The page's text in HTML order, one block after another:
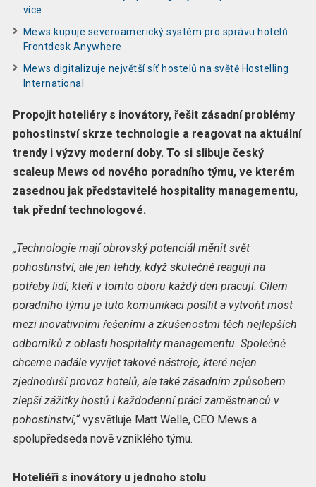
více
Mews kupuje severoamerický systém pro správu hotelů
Frontdesk Anywhere
Mews digitalizuje největší síť hostelů na světě Hostelling
International
Propojit hoteliéry s inovátory, řešit zásadní problémy
pohostinství skrze technologie a reagovat na aktuální
trendy i výzvy moderní doby. To si slibuje český
scaleup Mews od nového poradního týmu, ve kterém
zasednou jak představitelé hospitality managementu,
tak přední technologové.
„Technologie mají obrovský potenciál měnit svět
pohostinství, ale jen tehdy, když skutečně reagují na
potřeby lidí, kteří v tomto oboru každý den pracují. Cílem
poradního týmu je tuto komunikaci posílit a vytvořit most
mezi inovativními řešeními a zkušenostmi těch nejlepších
odborníků z oblasti hospitality managementu. Společně
chceme nadále vyvíjet takové nástroje, které nejen
zjednoduší provoz hotelů, ale také zásadním způsobem
zlepší zážitky hostů i každodenní práci zaměstnanců v
pohostinství,“vysvětluje Matt Welle, CEO Mews a
spolupředseda nově vzniklého týmu.
Hoteliéři s inovátory u jednoho stolu